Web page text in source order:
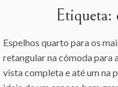
Etiqueta:
Espelhos quarto para os
retangular na cómoda para
vista completa e até um na